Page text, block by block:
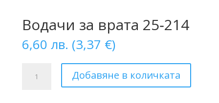
Водачи за врата 25‑214
6,60 лв. (3,37 €)
Добавяне в количката